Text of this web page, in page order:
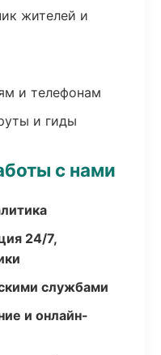
жителей и
и телефонам
и гиды
с нами
24/7,
службами
и онлайн-